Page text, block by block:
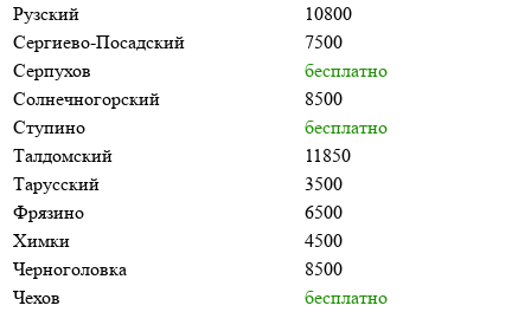
Рузский
10800
Сергиево-Посадский
7500
Серпухов
бесплатно
Солнечногорский
8500
Ступино
бесплатно
Талдомский
11850
Тарусский
3500
Фрязино
6500
Химки
4500
Черноголовка
8500
Чехов
бесплатно